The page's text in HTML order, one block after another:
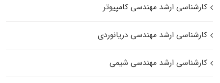
کارشناسی ارشد مهندسی کامپیوتر
کارشناسی ارشد مهندسی دریانوردی
کارشناسی ارشد مهندسی شیمی